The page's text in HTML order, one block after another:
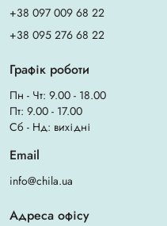
+38 097 009 68 22
+38 095 276 68 22
Графік роботи
Пн - Чт: 9.00 - 18.00
Пт: 9.00 - 17.00
Сб - Нд: вихідні
Email
info@chila.ua
Адреса офісу